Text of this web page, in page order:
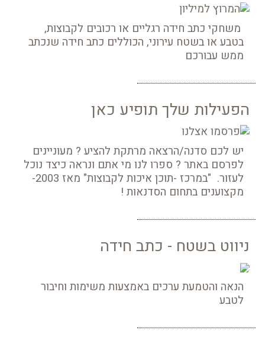
משחקי כתב חידה רגליים או רכובים לקבוצות,
בטבע או בשטח עירוני, הכוללים כתב חידה שנכתב
ממש עבורכם
הפעילות שלך תופיע כאן
יש לכם סדנה/הרצאה מרתקת להציע ? מעוניינים
לפרסם באתר ? ספרו לנו מי אתם ונראה כיצד נוכל
לעזור. "במרכז -תוכן איכות לקבוצות" מאז 2003-
מקצוענים בתחום הסדנאות !
ניווט בשטח - כתב חידה
הנאה והטמעת ערכים באמצעות משימות וחיבור
לטבע